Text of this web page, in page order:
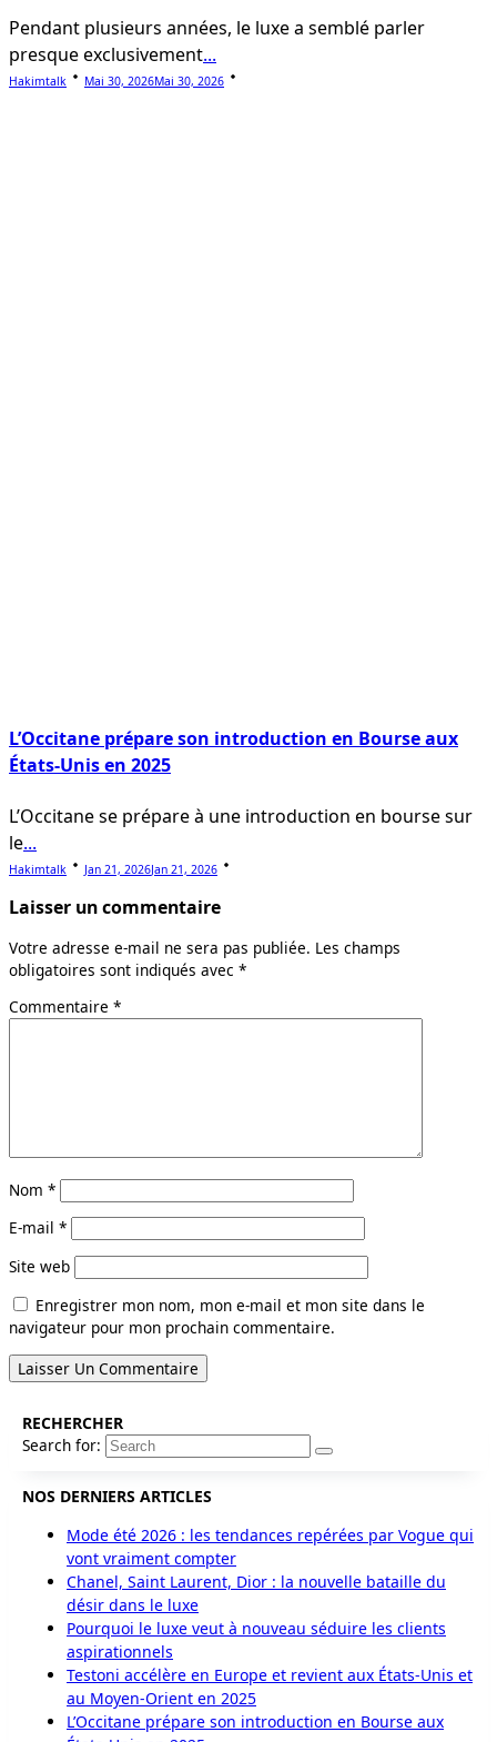
Pendant plusieurs années, le luxe a semblé parler
presque exclusivement...
Hakimtalk Mai 30, 2026Mai 30, 2026
L’Occitane prépare son introduction en Bourse aux
États-Unis en 2025
L’Occitane se prépare à une introduction en bourse sur
le...
Hakimtalk Jan 21, 2026Jan 21, 2026
Laisser un commentaire
Votre adresse e-mail ne sera pas publiée. Les champs
obligatoires sont indiqués avec *
Commentaire *
Nom *
E-mail *
Site web
Enregistrer mon nom, mon e-mail et mon site dans le
navigateur pour mon prochain commentaire.
RECHERCHER
Search for:
NOS DERNIERS ARTICLES
Mode été 2026 : les tendances repérées par Vogue qui
vont vraiment compter
Chanel, Saint Laurent, Dior : la nouvelle bataille du
désir dans le luxe
Pourquoi le luxe veut à nouveau séduire les clients
aspirationnels
Testoni accélère en Europe et revient aux États-Unis et
au Moyen-Orient en 2025
L’Occitane prépare son introduction en Bourse aux